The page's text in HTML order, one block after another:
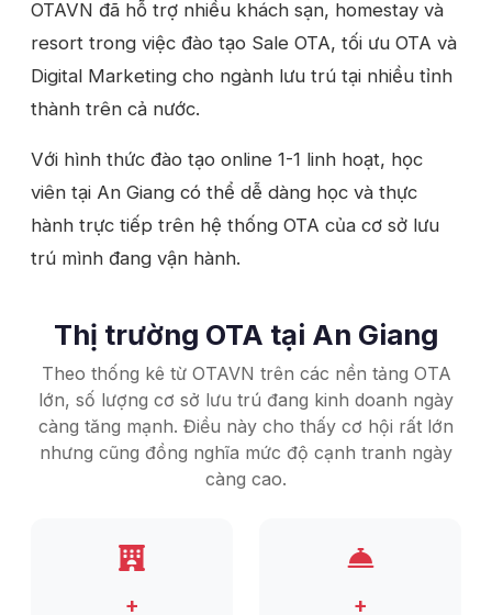
OTAVN đã hỗ trợ nhiều khách sạn, homestay và
resort trong việc đào tạo Sale OTA, tối ưu OTA và
Digital Marketing cho ngành lưu trú tại nhiều tỉnh
thành trên cả nước.
Với hình thức đào tạo online 1-1 linh hoạt, học
viên tại An Giang có thể dễ dàng học và thực
hành trực tiếp trên hệ thống OTA của cơ sở lưu
trú mình đang vận hành.
Thị trường OTA tại An Giang
Theo thống kê từ OTAVN trên các nền tảng OTA
lớn, số lượng cơ sở lưu trú đang kinh doanh ngày
càng tăng mạnh. Điều này cho thấy cơ hội rất lớn
nhưng cũng đồng nghĩa mức độ cạnh tranh ngày
càng cao.
+ +